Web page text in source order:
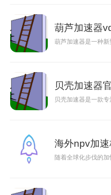
葫芦加速器
葫芦加速器是一种
贝壳加速器
贝壳加速器是一款
海外npv加
随着全球化步伐的